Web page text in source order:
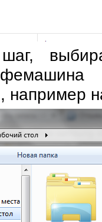
например